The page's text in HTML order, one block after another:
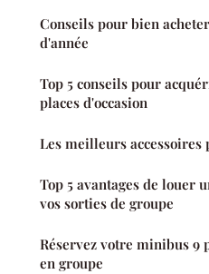
Conseils pour bien
d'année
Top 5 conseils pour
places d'occasion
Les meilleurs accessoires
Top 5 avantages de louer
vos sorties de groupe
Réservez votre minibus 9
en groupe